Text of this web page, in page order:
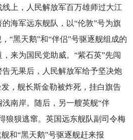
上，人民解放军百万雄师过大江
海军远东舰队，以“伦敦”号为旗
“黑天鹅”和“伴侣”号驱逐舰组成的
来为国民党助威。“紫石英”先闯
无果后，人民解放军给予坚决炮
，舰长斯金勒被炸死，挂白旗告
南岸。随后，另一艘英舰“伴
狼狈逃窜。英国远东舰队副司令梅
和“黑天鹅”号驱逐舰赶来报